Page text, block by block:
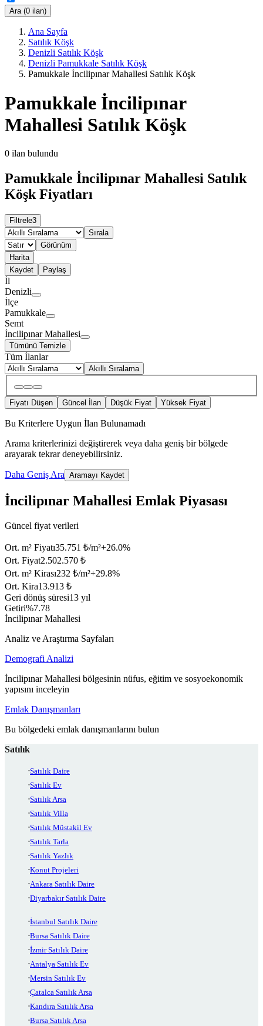
Ara (0 ilan)
Ana Sayfa
Satılık Köşk
Denizli Satılık Köşk
Denizli Pamukkale Satılık Köşk
Pamukkale İncilipınar Mahallesi Satılık Köşk
Pamukkale İncilipınar
Mahallesi Satılık Köşk
0 ilan bulundu
Pamukkale İncilipınar Mahallesi Satılık
Köşk Fiyatları
Filtrele3
Sırala
Görünüm
Harita
Kaydet
Paylaş
İl
Denizli
İlçe
Pamukkale
Semt
İncilipınar Mahallesi
Tümünü Temizle
Tüm İlanlar
Akıllı Sıralama
Fiyatı Düşen Güncel İlan Düşük Fiyat Yüksek Fiyat
Bu Kriterlere Uygun İlan Bulunamadı
Arama kriterlerinizi değiştirerek veya daha geniş bir bölgede
arayarak tekrar deneyebilirsiniz.
Daha Geniş Ara Aramayı Kaydet
İncilipınar Mahallesi Emlak Piyasası
Güncel fiyat verileri
Ort. m² Fiyatı35.751 ₺/m²+26.0%
Ort. Fiyat2.502.570 ₺
Ort. m² Kirası232 ₺/m²+29.8%
Ort. Kira13.913 ₺
Geri dönüş süresi13 yıl
Getiri%7.78
İncilipınar Mahallesi
Analiz ve Araştırma Sayfaları
Demografi Analizi
İncilipınar Mahallesi bölgesinin nüfus, eğitim ve sosyoekonomik
yapısını inceleyin
Emlak Danışmanları
Bu bölgedeki emlak danışmanlarını bulun
Satılık
Satılık Daire
Satılık Ev
Satılık Arsa
Satılık Villa
Satılık Müstakil Ev
Satılık Tarla
Satılık Yazlık
Konut Projeleri
Ankara Satılık Daire
Diyarbakır Satılık Daire
İstanbul Satılık Daire
Bursa Satılık Daire
İzmir Satılık Daire
Antalya Satılık Ev
Mersin Satılık Ev
Çatalca Satılık Arsa
Kandıra Satılık Arsa
Bursa Satılık Arsa